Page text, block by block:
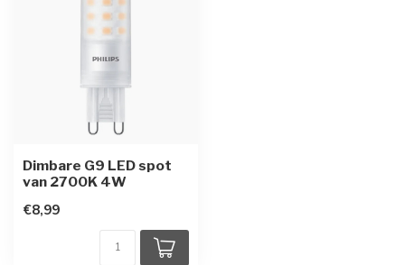
Dimbare G9 LED spot
van 2700K 4W
€8,99